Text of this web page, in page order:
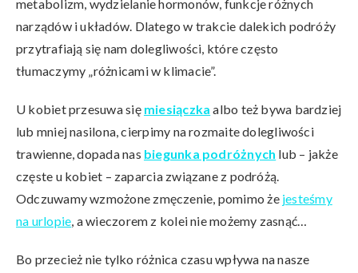
metabolizm, wydzielanie hormonów, funkcje różnych
narządów i układów. Dlatego w trakcie dalekich podróży
przytrafiają się nam dolegliwości, które często
tłumaczymy „różnicami w klimacie”.
U kobiet przesuwa się miesiączka albo też bywa bardziej
lub mniej nasilona, cierpimy na rozmaite dolegliwości
trawienne, dopada nas biegunka podróżnych lub – jakże
częste u kobiet – zaparcia związane z podróżą.
Odczuwamy wzmożone zmęczenie, pomimo że jesteśmy
na urlopie, a wieczorem z kolei nie możemy zasnąć…
Bo przecież nie tylko różnica czasu wpływa na nasze